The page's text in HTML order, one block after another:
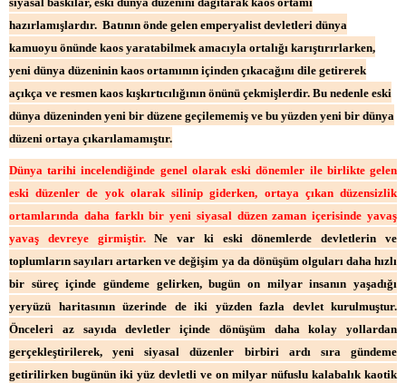
hazırlamışlardır. Batının önde gelen emperyalist devletleri dünya
kamuoyu önünde kaos yaratabilmek amacıyla ortalığı karıştırırlarken,
yeni dünya düzeninin kaos ortamının içinden çıkacağını dile getirerek
açıkça ve resmen kaos kışkırtıcılığının önünü çekmişlerdir. Bu nedenle eski
dünya düzeninden yeni bir düzene geçilememiş ve bu yüzden yeni bir dünya
düzeni ortaya çıkarılamamıştır.
Dünya tarihi incelendiğinde genel olarak eski dönemler ile birlikte gelen
eski düzenler de yok olarak silinip giderken, ortaya çıkan düzensizlik
ortamlarında daha farklı bir yeni siyasal düzen zaman içerisinde yavaş
yavaş devreye girmiştir.Ne var ki eski dönemlerde devletlerin ve
toplumların sayıları artarken ve değişim ya da dönüşüm olguları daha hızlı
bir süreç içinde gündeme gelirken, bugün on milyar insanın yaşadığı
yeryüzü haritasının üzerinde de iki yüzden fazla devlet kurulmuştur.
Önceleri az sayıda devletler içinde dönüşüm daha kolay yollardan
gerçekleştirilerek, yeni siyasal düzenler birbiri ardı sıra gündeme
getirilirken bugünün iki yüz devletli ve on milyar nüfuslu kalabalık kaotik